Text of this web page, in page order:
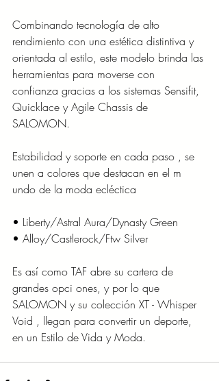
Combinando tecnología de alto
rendimiento con una estética distintiva y
orientada al estilo, este modelo brinda las
herramientas para moverse con
confianza gracias a los sistemas Sensifit,
Quicklace y Agile Chassis de
SALOMON.
Estabilidad y soporte en cada paso , se
unen a colores que destacan en el m
undo de la moda ecléctica
• Liberty/Astral Aura/Dynasty Green
• Alloy/Castlerock/Ftw Silver
Es así como TAF abre su cartera de
grandes opci ones, y por lo que
SALOMON y su colección XT - Whisper
Void , llegan para convertir un deporte,
en un Estilo de Vida y Moda.